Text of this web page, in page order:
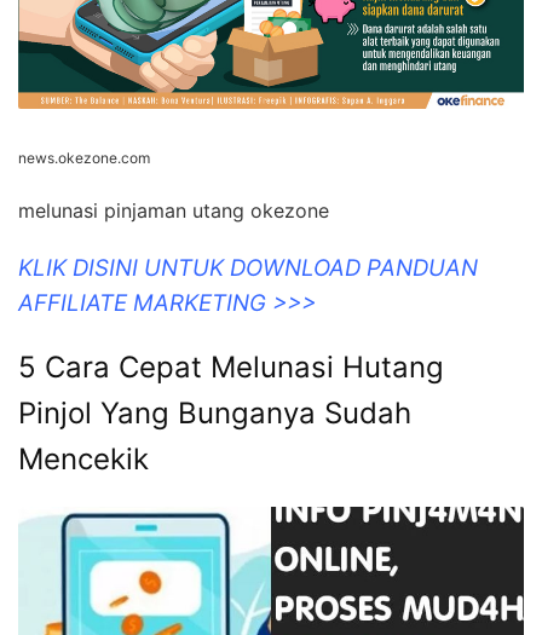
news.okezone.com
melunasi pinjaman utang okezone
KLIK DISINI UNTUK DOWNLOAD PANDUAN
AFFILIATE MARKETING >>>
5 Cara Cepat Melunasi Hutang
Pinjol Yang Bunganya Sudah
Mencekik